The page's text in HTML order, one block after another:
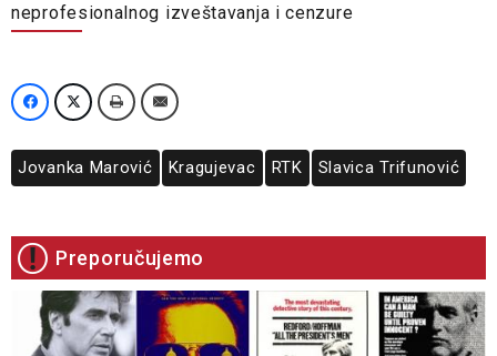
neprofesionalnog izveštavanja i cenzure
Jovanka Marović Kragujevac RTK Slavica Trifunović
Preporučujemo